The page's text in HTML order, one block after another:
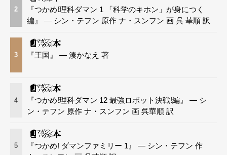
2
『つかめ!理科ダマン 1 「科学のキホン」が身につく
編』 — シン・テフン 原作 ナ・スンフン 画 呉 華順 訳
3 『王国』 — 湊かなえ 著
4
『つかめ!理科ダマン 12 最強ロボット決戦!編』 — シ
ン・テフン 原作 ナ・スンフン 画 呉華順 訳
5
『つかめ! ダマンファミリー 1』 — シン・テフン 作